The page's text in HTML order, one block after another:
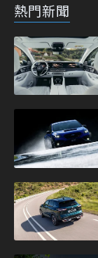
熱門新聞